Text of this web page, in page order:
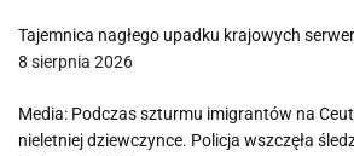
Tajemnica nagłego upadku krajowych
8 sierpnia 2026
Media: Podczas szturmu imigrantów na
nieletniej dziewczynce. Policja wszczęła